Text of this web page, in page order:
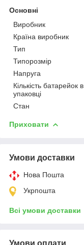
Основні
Виробник
Країна виробник
Тип
Типорозмір
Напруга
Кількість батарейок в
упаковці
Стан
Приховати
Умови доставки
Нова Пошта
Укрпошта
Всі умови доставки
Умови оплати